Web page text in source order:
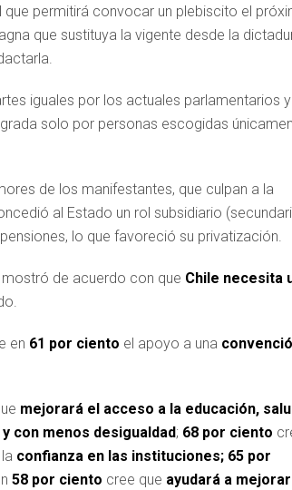
permitirá convocar un plebiscito el
que sustituya la vigente desde la
iguales por los actuales parlamentarios y
solo por personas escogidas
de los manifestantes, que culpan a la
al Estado un rol subsidiario
lo que favoreció su privatización.
de acuerdo con que Chile necesita
en 61 por ciento el apoyo a una
mejorará el acceso a la educación,
con menos desigualdad; 68 por ciento
confianza en las instituciones; 65 por
58 por ciento cree que ayudará a